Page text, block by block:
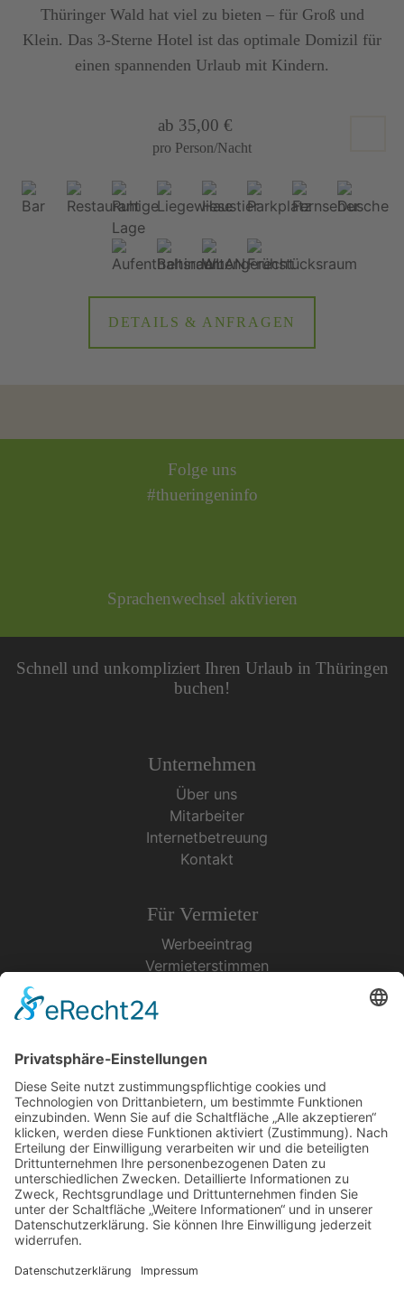
Thüringer Wald hat viel zu bieten – für Groß und
Klein. Das 3-Sterne Hotel ist das optimale Domizil für
einen spannenden Urlaub mit Kindern.
ab 35,00 €
pro Person/Nacht
DETAILS & ANFRAGEN
Folge uns
#thueringeninfo
Sprachenwechsel aktivieren
Schnell und unkompliziert Ihren Urlaub in Thüringen
buchen!
Unternehmen
Über uns
Mitarbeiter
Internetbetreuung
Kontakt
Für Vermieter
Werbeeintrag
Vermieterstimmen
Urlaubsservice
Bücher, Karten & CD's
Ihre Anreise
Wetter
Links
Nutzungsbedingungen
Datenschutz